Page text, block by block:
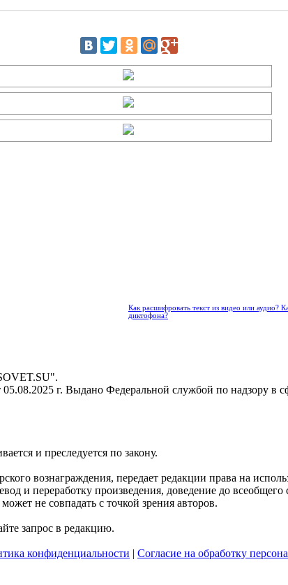
Как расшифровать текст из видео или аудио?
диктофона?
г. Выдано Федеральной службой по надзору в
и преследуется по закону.
вознаграждения, передает редакции права на
и переработку произведения, доведение до
не совпадать с точкой зрения авторов.
запрос в редакцию.
конфиденциальности | Согласие на обработку